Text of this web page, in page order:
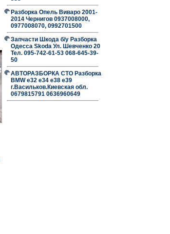
Разборка Опель Виваро 2001-
2014 Чернигов 0937008000,
0977008070, 0992701500
Запчасти Шкода б/у Разборка
Одесса Skoda Ул. Шевченко 20
Тел. 095-742-61-53 068-645-39-
50
АВТОРАЗБОРКА СТО Разборка
BMW е32 е34 е38 е39
г.Васильков.Киевская обл.
0679815791 0636960649